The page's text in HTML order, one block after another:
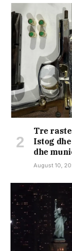
Tre
Istog
dhe
August 10,